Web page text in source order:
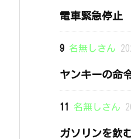
電車緊急停止
9 名無しさん
ヤンキーの命
11 名無しさん
ガソリンを飲